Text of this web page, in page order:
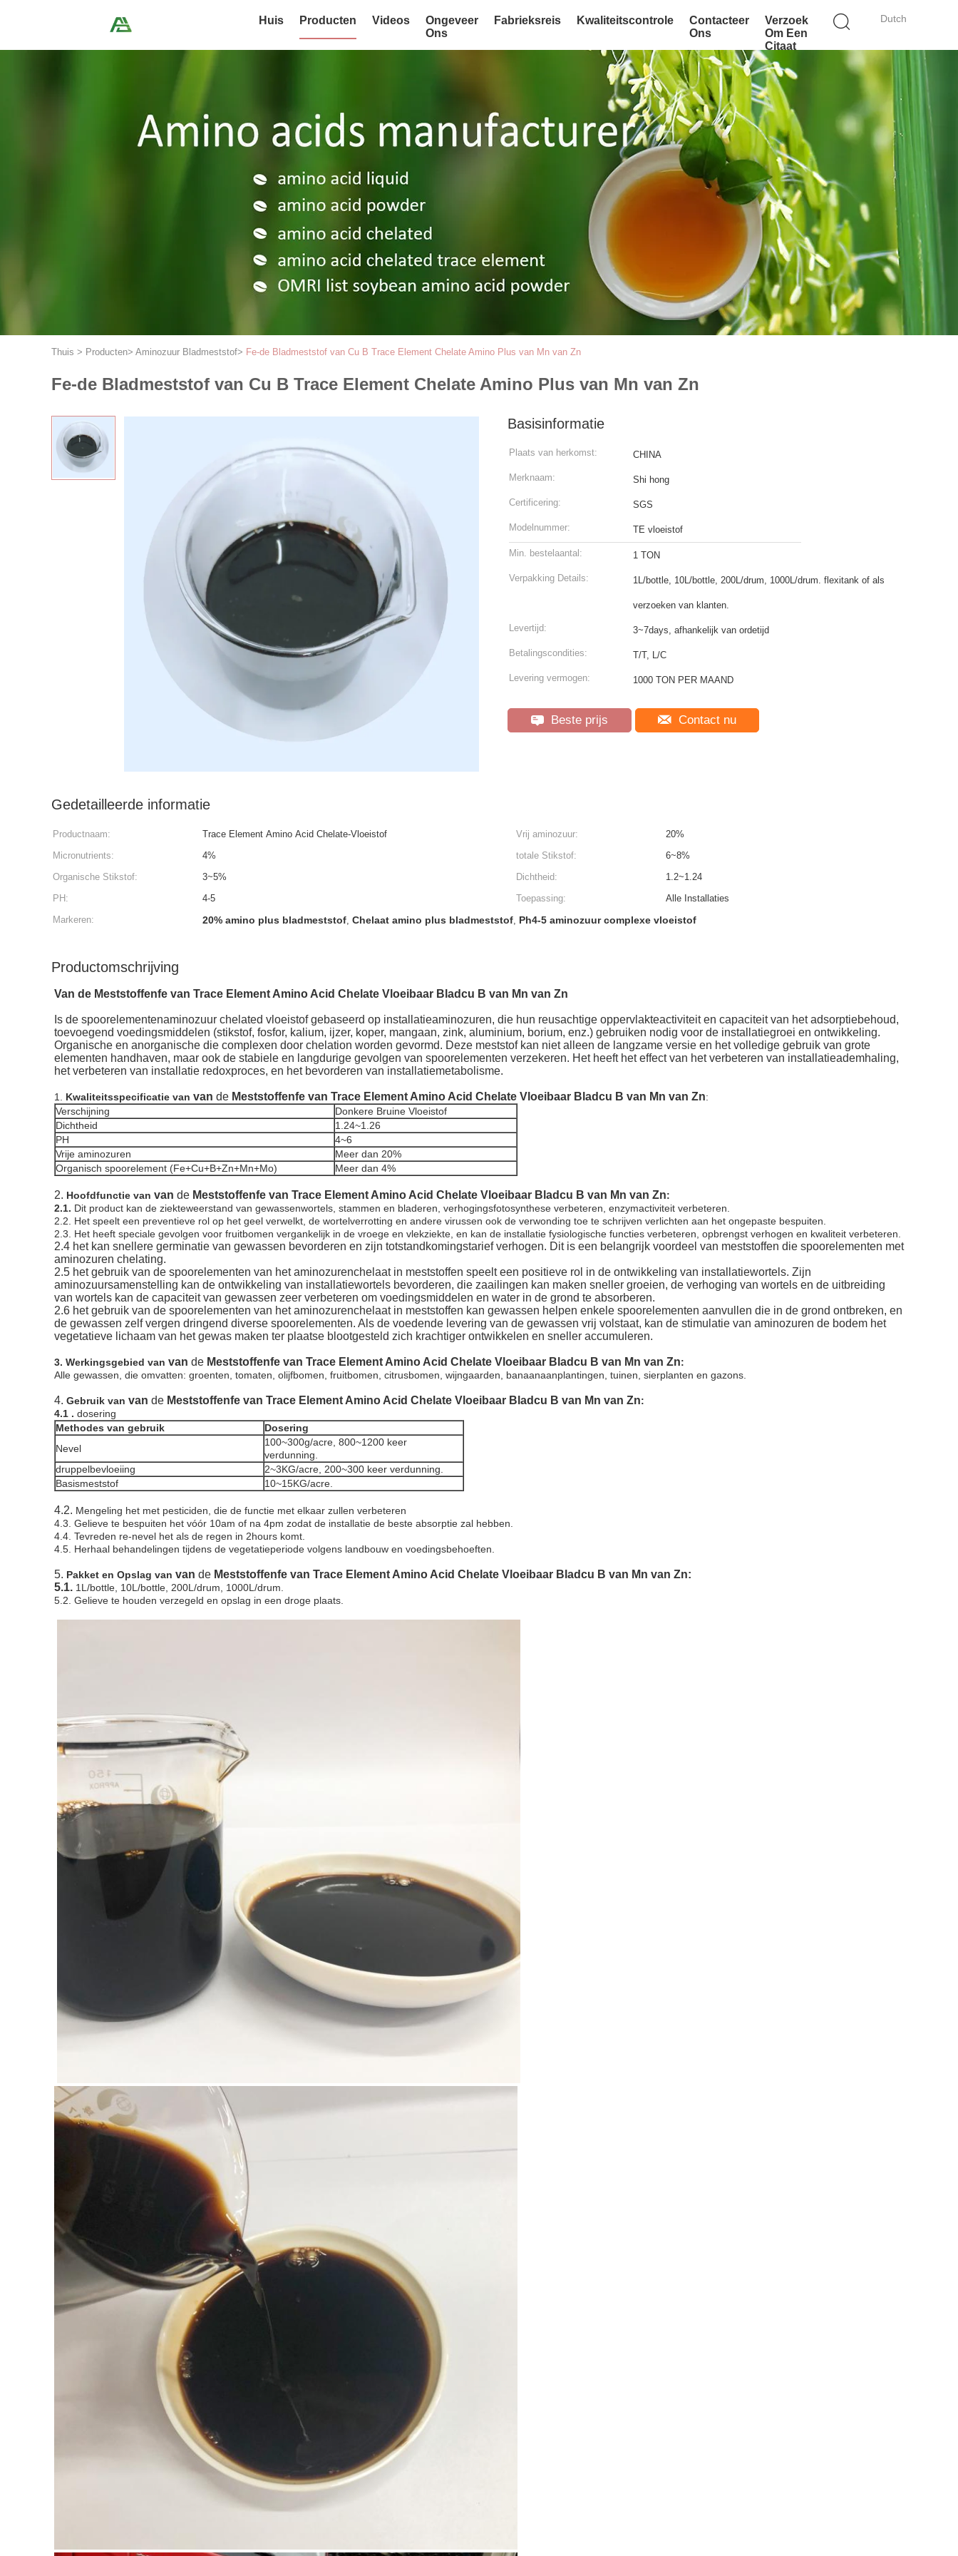
Dutch
Huis Producten Videos
Ongeveer
Ons
Fabrieksreis Kwaliteitscontrole
Contacteer
Ons
Verzoek
Om Een
Citaat
Thuis > Producten> Aminozuur Bladmeststof> Fe-de Bladmeststof van Cu B Trace Element Chelate Amino Plus van Mn van Zn
Fe-de Bladmeststof van Cu B Trace Element Chelate Amino Plus van Mn van Zn
Basisinformatie
Plaats van herkomst: CHINA
Merknaam: Shi hong
Certificering: SGS
Modelnummer: TE vloeistof
Min. bestelaantal: 1 TON
Verpakking Details: 1L/bottle, 10L/bottle, 200L/drum, 1000L/drum. flexitank of als
verzoeken van klanten.
Levertijd: 3~7days, afhankelijk van ordetijd
Betalingscondities: T/T, L/C
Levering vermogen: 1000 TON PER MAAND
Beste prijs Contact nu
Gedetailleerde informatie
Productnaam: Trace Element Amino Acid Chelate-Vloeistof Vrij aminozuur:
20%
Micronutrients:
4% totale Stikstof:
6~8%
Organische Stikstof:
3~5% Dichtheid:
1.2~1.24
PH:
4-5 Toepassing:
Alle Installaties
Markeren:
20% amino plus bladmeststof, Chelaat amino plus bladmeststof, Ph4-5 aminozuur complexe vloeistof
Productomschrijving
Van de Meststoffenfe van Trace Element Amino Acid Chelate Vloeibaar Bladcu B van Mn van Zn
Is de spoorelementenaminozuur chelated vloeistof gebaseerd op installatieaminozuren, die hun reusachtige oppervlakteactiviteit en capaciteit van het adsorptiebehoud,
toevoegend voedingsmiddelen (stikstof, fosfor, kalium, ijzer, koper, mangaan, zink, aluminium, borium, enz.) gebruiken nodig voor de installatiegroei en ontwikkeling.
Organische en anorganische die complexen door chelation worden gevormd. Deze meststof kan niet alleen de langzame versie en het volledige gebruik van grote
elementen handhaven, maar ook de stabiele en langdurige gevolgen van spoorelementen verzekeren. Het heeft het effect van het verbeteren van installatieademhaling,
het verbeteren van installatie redoxproces, en het bevorderen van installatiemetabolisme.
1. Kwaliteitsspecificatie van van de Meststoffenfe van Trace Element Amino Acid Chelate Vloeibaar Bladcu B van Mn van Zn:
Verschijning
Donkere Bruine Vloeistof
Dichtheid
1.24~1.26
PH
4~6
Vrije aminozuren
Meer dan 20%
Organisch spoorelement (Fe+Cu+B+Zn+Mn+Mo)
Meer dan 4%
2. Hoofdfunctie van van de Meststoffenfe van Trace Element Amino Acid Chelate Vloeibaar Bladcu B van Mn van Zn:
2.1. Dit product kan de ziekteweerstand van gewassenwortels, stammen en bladeren, verhogingsfotosynthese verbeteren, enzymactiviteit verbeteren.
2.2. Het speelt een preventieve rol op het geel verwelkt, de wortelverrotting en andere virussen ook de verwonding toe te schrijven verlichten aan het ongepaste bespuiten.
2.3. Het heeft speciale gevolgen voor fruitbomen vergankelijk in de vroege en vlekziekte, en kan de installatie fysiologische functies verbeteren, opbrengst verhogen en kwaliteit verbeteren.
2.4 het kan snellere germinatie van gewassen bevorderen en zijn totstandkomingstarief verhogen. Dit is een belangrijk voordeel van meststoffen die spoorelementen met
aminozuren chelating.
2.5 het gebruik van de spoorelementen van het aminozurenchelaat in meststoffen speelt een positieve rol in de ontwikkeling van installatiewortels. Zijn
aminozuursamenstelling kan de ontwikkeling van installatiewortels bevorderen, die zaailingen kan maken sneller groeien, de verhoging van wortels en de uitbreiding
van wortels kan de capaciteit van gewassen zeer verbeteren om voedingsmiddelen en water in de grond te absorberen.
2.6 het gebruik van de spoorelementen van het aminozurenchelaat in meststoffen kan gewassen helpen enkele spoorelementen aanvullen die in de grond ontbreken, en
de gewassen zelf vergen dringend diverse spoorelementen. Als de voedende levering van de gewassen vrij volstaat, kan de stimulatie van aminozuren de bodem het
vegetatieve lichaam van het gewas maken ter plaatse blootgesteld zich krachtiger ontwikkelen en sneller accumuleren.
3. Werkingsgebied van van de Meststoffenfe van Trace Element Amino Acid Chelate Vloeibaar Bladcu B van Mn van Zn:
Alle gewassen, die omvatten: groenten, tomaten, olijfbomen, fruitbomen, citrusbomen, wijngaarden, banaanaanplantingen, tuinen, sierplanten en gazons.
4. Gebruik van van de Meststoffenfe van Trace Element Amino Acid Chelate Vloeibaar Bladcu B van Mn van Zn:
4.1 . dosering
Methodes van gebruik
Dosering
Nevel
100~300g/acre, 800~1200 keer
verdunning.
druppelbevloeiing
2~3KG/acre, 200~300 keer verdunning.
Basismeststof
10~15KG/acre.
4.2. Mengeling het met pesticiden, die de functie met elkaar zullen verbeteren
4.3. Gelieve te bespuiten het vóór 10am of na 4pm zodat de installatie de beste absorptie zal hebben.
4.4. Tevreden re-nevel het als de regen in 2hours komt.
4.5. Herhaal behandelingen tijdens de vegetatieperiode volgens landbouw en voedingsbehoeften.
5. Pakket en Opslag van van de Meststoffenfe van Trace Element Amino Acid Chelate Vloeibaar Bladcu B van Mn van Zn:
5.1. 1L/bottle, 10L/bottle, 200L/drum, 1000L/drum.
5.2. Gelieve te houden verzegeld en opslag in een droge plaats.